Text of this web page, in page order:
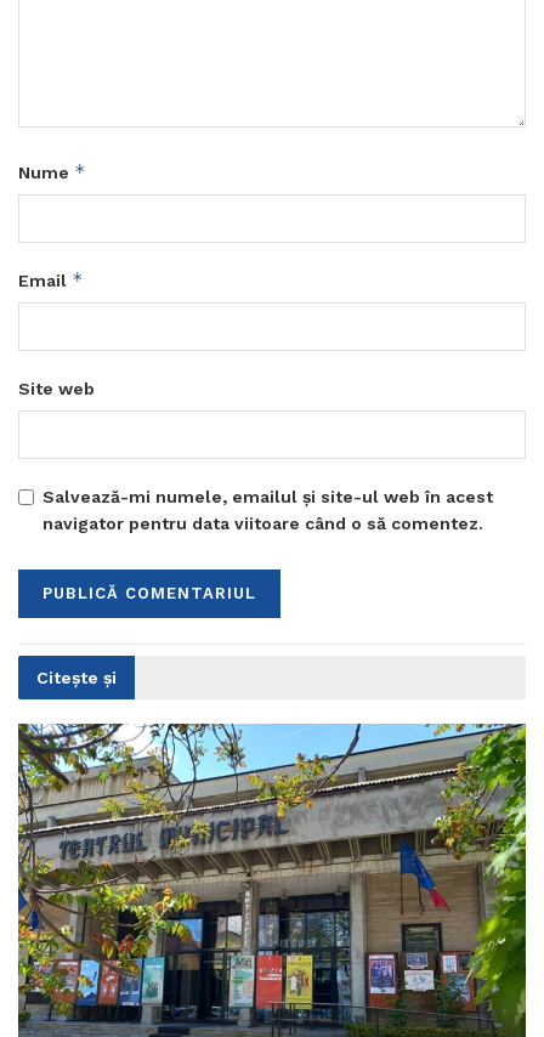
Nume *
Email *
Site web
Salvează-mi numele, emailul și site-ul web în acest
navigator pentru data viitoare când o să comentez.
Citește și